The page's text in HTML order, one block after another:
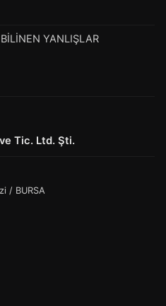
YANLIŞLAR
Tic. Ltd. Şti.
/ BURSA